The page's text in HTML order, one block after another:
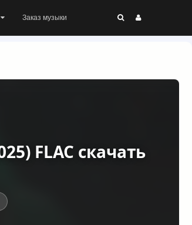
Заказ музыки
FLAC скачать